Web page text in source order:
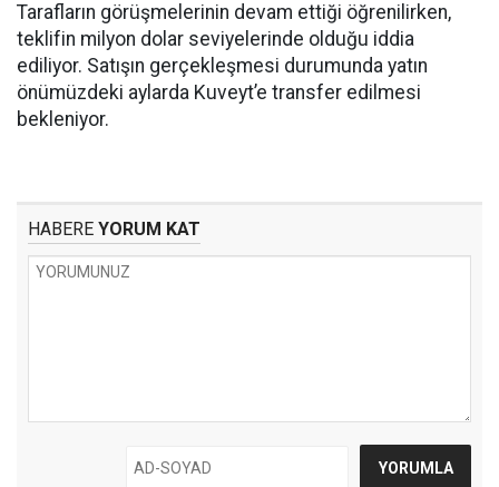
Tarafların görüşmelerinin devam ettiği öğrenilirken,
teklifin milyon dolar seviyelerinde olduğu iddia
ediliyor. Satışın gerçekleşmesi durumunda yatın
önümüzdeki aylarda Kuveyt’e transfer edilmesi
bekleniyor.
HABERE YORUM KAT